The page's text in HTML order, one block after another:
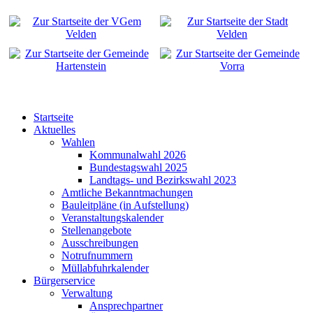
Startseite
Aktuelles
Wahlen
Kommunalwahl 2026
Bundestagswahl 2025
Landtags- und Bezirkswahl 2023
Amtliche Bekanntmachungen
Bauleitpläne (in Aufstellung)
Veranstaltungskalender
Stellenangebote
Ausschreibungen
Notrufnummern
Müllabfuhrkalender
Bürgerservice
Verwaltung
Ansprechpartner